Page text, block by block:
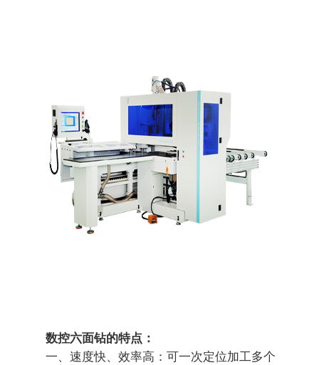
数控六面钻的特点：
一、速度快、效率高：可一次定位加工多个